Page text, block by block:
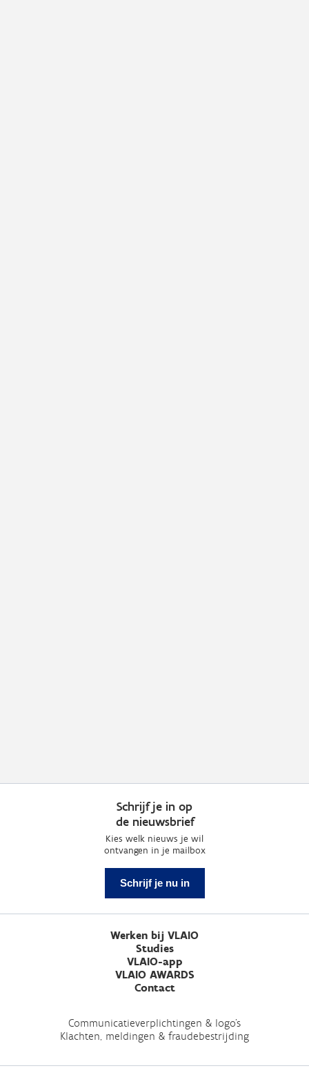
Schrijf je in op
de nieuwsbrief
Kies welk nieuws je wil
ontvangen in je mailbox
Schrijf je nu in
Werken bij VLAIO
Studies
VLAIO-app
VLAIO AWARDS
Contact
Communicatieverplichtingen & logo's
Klachten, meldingen & fraudebestrijding